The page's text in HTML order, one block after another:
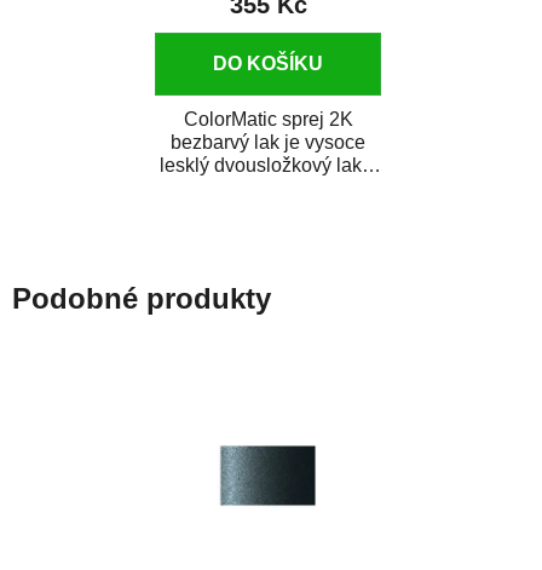
355 Kč
DO KOŠÍKU
ColorMatic sprej 2K
bezbarvý lak je vysoce
lesklý dvousložkový lak s
Podobné produkty